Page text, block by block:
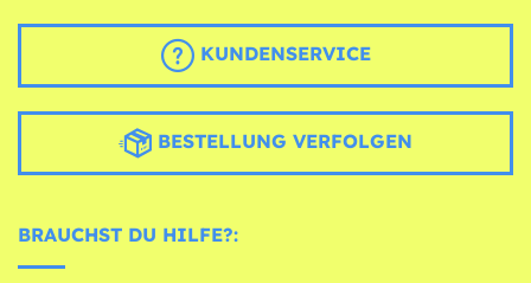
KUNDENSERVICE
BESTELLUNG VERFOLGEN
BRAUCHST DU HILFE?: